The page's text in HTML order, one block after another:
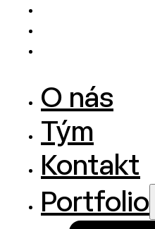
O nás
Tým
Kontakt
Portfolio